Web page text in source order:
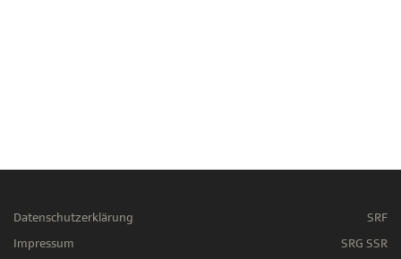
Datenschutzerklärung
Impressum
SRF
SRG SSR